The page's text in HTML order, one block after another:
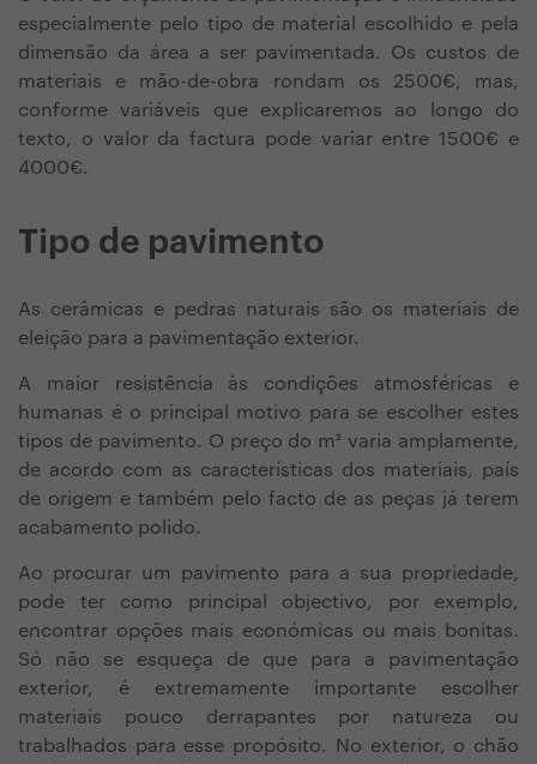
especialmente pelo tipo de material escolhido e pela
dimensão da área a ser pavimentada. Os custos de
materiais e mão-de-obra rondam os 2500€, mas,
conforme variáveis que explicaremos ao longo do
texto, o valor da factura pode variar entre 1500€ e
4000€.
Tipo de pavimento
As cerâmicas e pedras naturais são os materiais de
eleição para a pavimentação exterior.
A maior resistência às condições atmosféricas e
humanas é o principal motivo para se escolher estes
tipos de pavimento. O preço do m² varia amplamente,
de acordo com as características dos materiais, país
de origem e também pelo facto de as peças já terem
acabamento polido.
Ao procurar um pavimento para a sua propriedade,
pode ter como principal objectivo, por exemplo,
encontrar opções mais económicas ou mais bonitas.
Só não se esqueça de que para a pavimentação
exterior, é extremamente importante escolher
materiais pouco derrapantes por natureza ou
trabalhados para esse propósito. No exterior, o chão